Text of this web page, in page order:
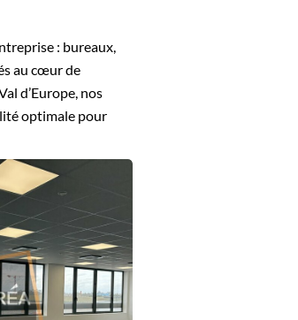
: bureaux,
au cœur de
d’Europe, nos
optimale pour